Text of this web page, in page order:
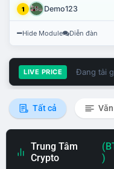
1 Demo123
Hide Module Diễn đàn
LIVE PRICE Đang tải
Tất cả
Trung Tâm
Crypto
)